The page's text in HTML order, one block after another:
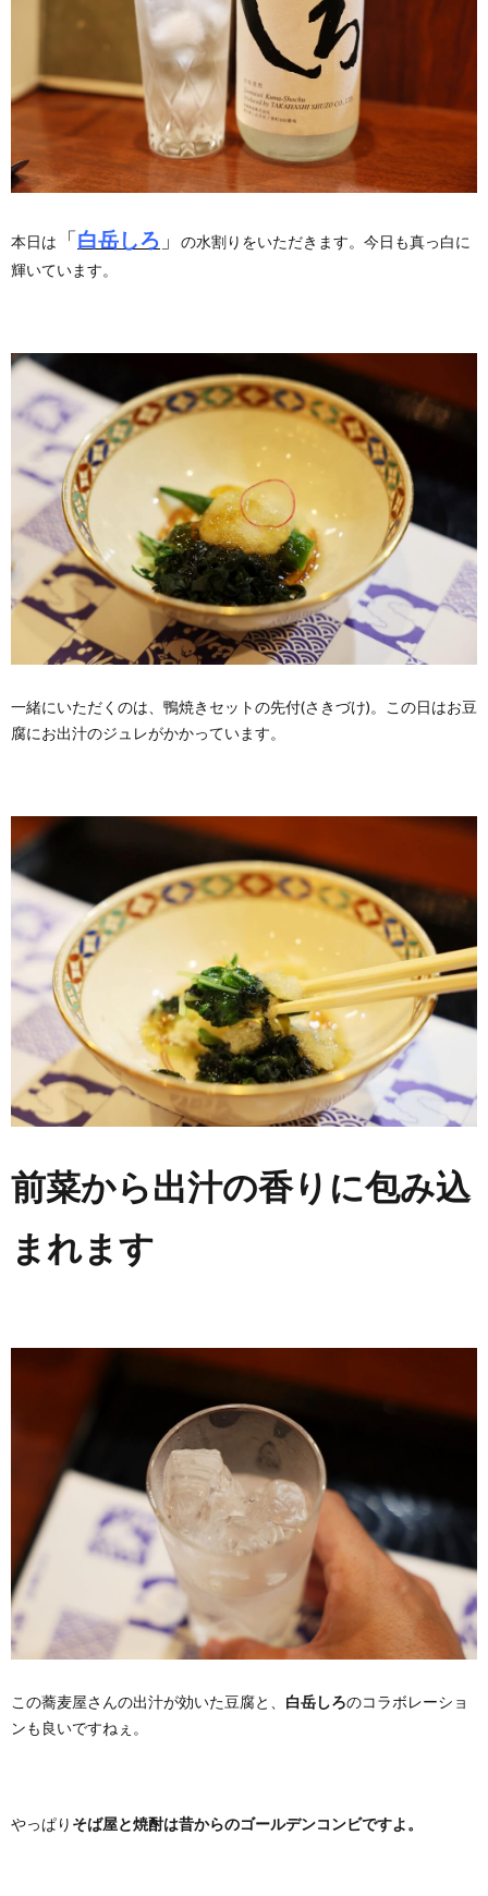
本日は 「白岳しろ 」
の水割りをいただきます。今日も真っ白に
輝いています。
一緒にいただくのは、鴨焼きセットの先付(さきづけ)。この日はお豆
腐にお出汁のジュレがかかっています。
前菜から出汁の香りに包み込
まれます
この蕎麦屋さんの出汁が効いた豆腐と、 白岳しろのコラボレーショ
ンも良いですねぇ。
やっぱり そば屋と焼酎は昔からのゴールデンコンビですよ。